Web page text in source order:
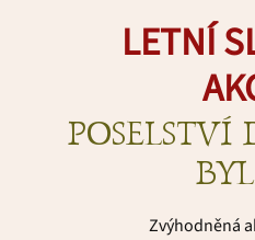
LETNÍ
Zvýhodněná